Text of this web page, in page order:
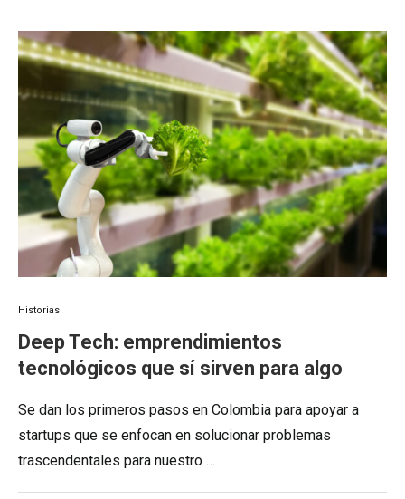
Historias
Deep Tech: emprendimientos
tecnológicos que sí sirven para algo
Se dan los primeros pasos en Colombia para apoyar a
startups que se enfocan en solucionar problemas
trascendentales para nuestro …